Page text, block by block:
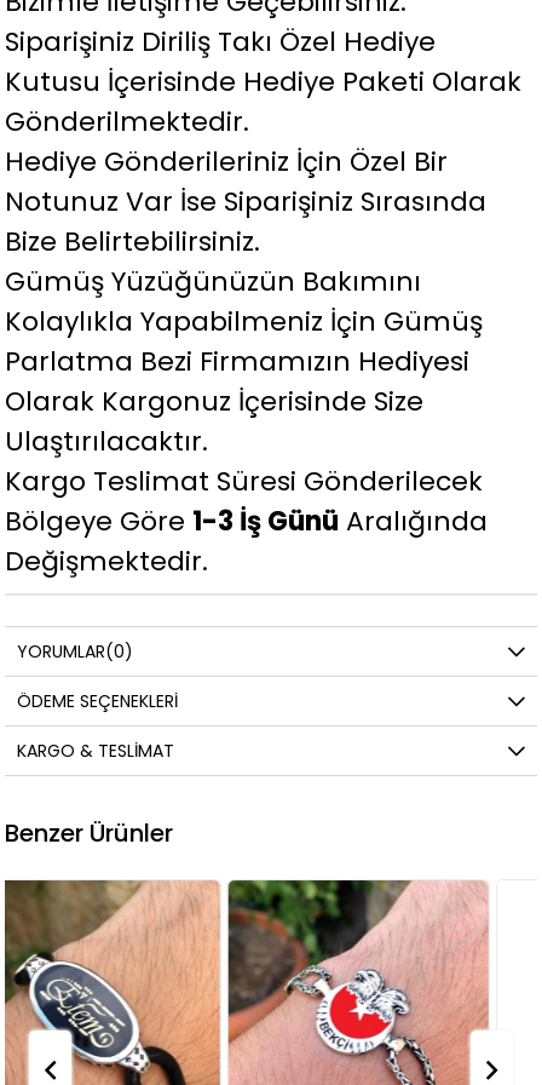
Siparişiniz Diriliş Takı Özel Hediye
Kutusu İçerisinde Hediye Paketi Olarak
Gönderilmektedir.
Hediye Gönderileriniz İçin Özel Bir
Notunuz Var İse Siparişiniz Sırasında
Bize Belirtebilirsiniz.
Gümüş Yüzüğünüzün Bakımını
Kolaylıkla Yapabilmeniz İçin Gümüş
Parlatma Bezi Firmamızın Hediyesi
Olarak Kargonuz İçerisinde Size
Ulaştırılacaktır.
Kargo Teslimat Süresi Gönderilecek
Bölgeye Göre 1-3 İş Günü Aralığında
Değişmektedir.
YORUMLAR(0)
ÖDEME SEÇENEKLERI
KARGO & TESLIMAT
Benzer Ürünler